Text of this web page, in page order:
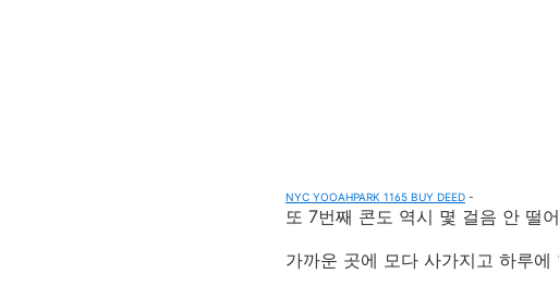
NYC YOOAHPARK 1165 BUY DEED -
또 7번째 콘도 역시 몇 걸음 안 떨
가까운 곳에 모다 사가지고 하루